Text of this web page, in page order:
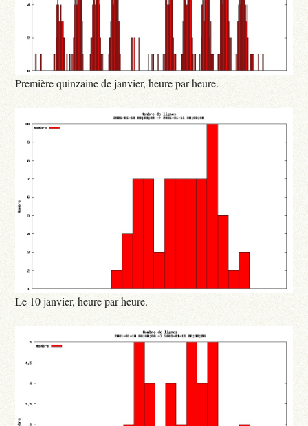
Première quinzaine de janvier, heure par heure.
Le 10 janvier, heure par heure.